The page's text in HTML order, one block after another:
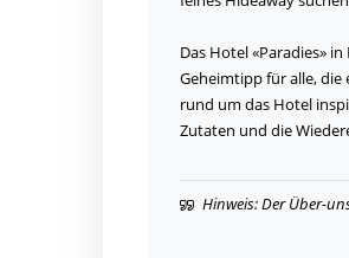
Das Hotel «Paradies»
Geheimtipp für alle, die
rund um das Hotel
Zutaten und die
Hinweis: Der Über-